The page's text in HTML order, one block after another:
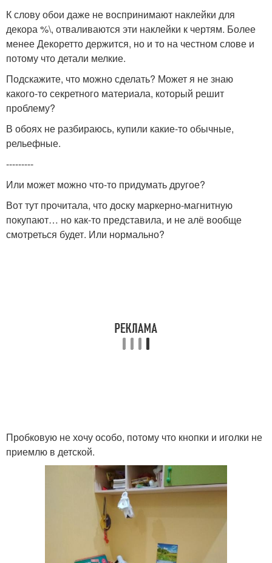
К слову обои даже не воспринимают наклейки для
декора %\, отваливаются эти наклейки к чертям. Более
менее Декоретто держится, но и то на честном слове и
потому что детали мелкие.
Подскажите, что можно сделать? Может я не знаю
какого-то секретного материала, который решит
проблему?
В обоях не разбираюсь, купили какие-то обычные,
рельефные.
---------
Или может можно что-то придумать другое?
Вот тут прочитала, что доску маркерно-магнитную
покупают… но как-то представила, и не алё вообще
смотреться будет. Или нормально?
Пробковую не хочу особо, потому что кнопки и иголки не
приемлю в детской.